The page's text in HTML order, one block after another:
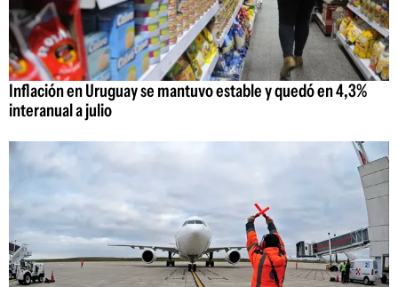
Inflación en Uruguay se mantuvo estable y quedó en 4,3%
interanual a julio